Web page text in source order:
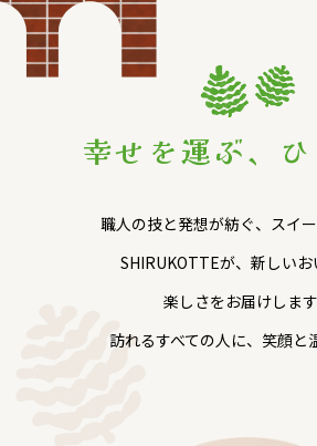
幸せを運ぶ、ひ
職人の技と発想が紡ぐ、スイー
SHIRUKOTTEが、新しいお
楽しさをお届けします
訪れるすべての人に、笑顔と